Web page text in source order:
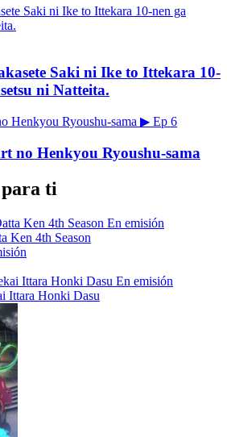
Saki ni Ike to Ittekara 10-
ni Natteita.
▶ Ep 6
no Henkyou Ryoushu-sama
para ti
En emisión
Ken 4th Season
En emisión
Ittara Honki Dasu